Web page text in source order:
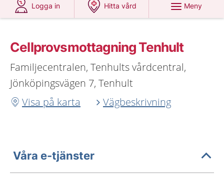
Logga in
Hitta vård
Meny
Cellprovsmottagning Tenhult
Familjecentralen, Tenhults vårdcentral,
Jönköpingsvägen 7, Tenhult
Visa på karta
Vägbeskrivning
Våra e-tjänster